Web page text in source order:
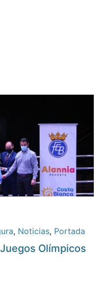
, Noticias, Portada
Olímpicos